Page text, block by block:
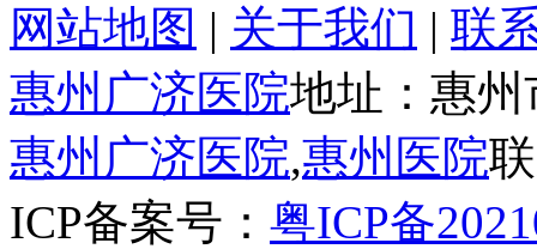
网站地图 | 关于我们 | 联
惠州广济医院地址：惠
惠州广济医院,惠州医院
ICP备案号： 粤ICP备